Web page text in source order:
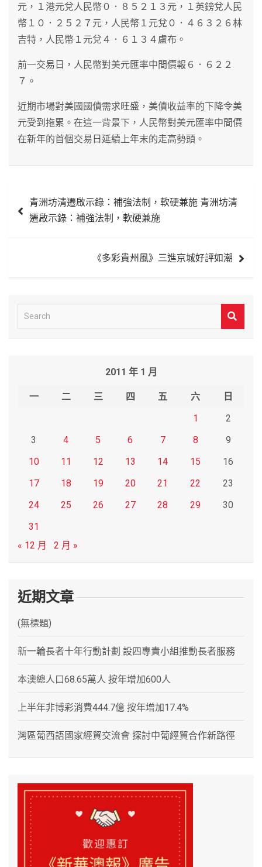
元，１港元兌人民幣０．８５２１３元，１英鎊兌人民
幣１０．２５２７元，人民幣１元兌０．４６３２６林
吉特，人民幣１元兌４．６１３４盧布。
前一交易日，人民幣對美元匯率中間價報６．６２２
７。
近期市場對美國國債需求旺盛，美債收益率的下降令美
元受到拖累。在這一背景下，人民幣對美元匯率中間價
在新年的首個交易日延續上年末的走高勢頭。
章
青洲坊清遷啟示錄：補強法制，軟硬兼施 青洲坊清
遷啟示錄：補強法制，軟硬兼施
《多彩貴州風》三進京城好評如潮
e
2011 年 1 月
一 二 三 四 五 六
日
1
2
3
4 5 6 7 8
9
10
11 12 13 14 15
16
17
18 19 20 21 22
23
24
25 26 27 28 29
30
31
« 12 月
2 月 »
近期文章
(無標題)
新一輪長者十年行動計劃 設四專責小組推動長者服務
本澳總人口68.65萬人 按年增加600人
上半年非博彩消費444.7億 按年增加17.4%
灣區葡西語國家經貿交流會 探討中葡經貿合作新路徑